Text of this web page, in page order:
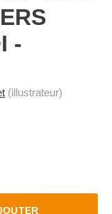
-
(illustrateur)